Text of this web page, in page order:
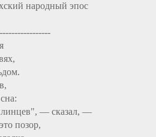
народный эпос
— сказал, —
позор,